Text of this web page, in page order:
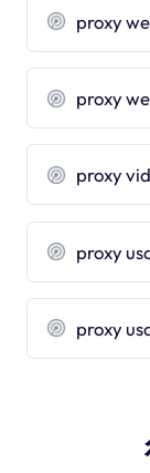
proxy
proxy
proxy
proxy
proxy